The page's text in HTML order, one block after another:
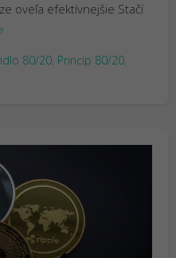
oveľa efektívnejšie Stačí
80/20, Princíp 80/20,